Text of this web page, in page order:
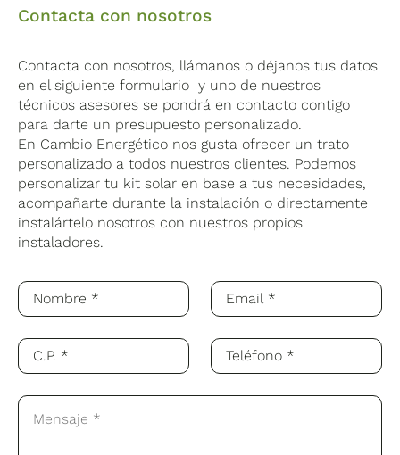
Contacta con nosotros
Contacta con nosotros, llámanos o déjanos tus datos
en el siguiente formulario y uno de nuestros
técnicos asesores se pondrá en contacto contigo
para darte un presupuesto personalizado.
En Cambio Energético nos gusta ofrecer un trato
personalizado a todos nuestros clientes. Podemos
personalizar tu kit solar en base a tus necesidades,
acompañarte durante la instalación o directamente
instalártelo nosotros con nuestros propios
instaladores.